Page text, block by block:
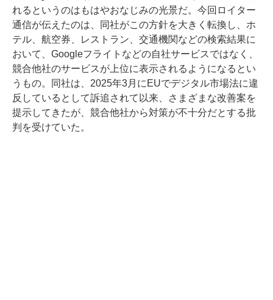
れるというのはもはやおなじみの光景だ。今回ロイター
通信が伝えたのは、同社がこの方針を大きく転換し、ホ
テル、航空券、レストラン、交通機関などの検索結果に
おいて、Googleフライトなどの自社サービスではなく、
競合他社のサービスが上位に表示されるようになるとい
うもの。同社は、2025年3月にEUでデジタル市場法に違
反しているとして訴追されて以来、さまざまな改善案を
提示してきたが、競合他社から対策が不十分だとする批
判を受けていた。